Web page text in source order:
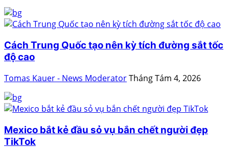
Cách Trung Quốc tạo nên kỳ tích đường sắt tốc
độ cao
Tomas Kauer - News ModeratorTháng Tám 4, 2026
Mexico bắt kẻ đầu sỏ vụ bắn chết người đẹp
TikTok